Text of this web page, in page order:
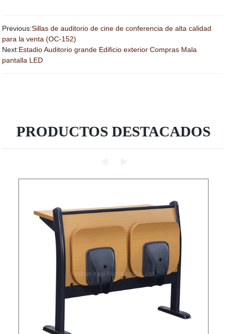
Previous:Sillas de auditorio de cine de conferencia de alta calidad
para la venta (OC-152)
Next:Estadio Auditorio grande Edificio exterior Compras Mala
pantalla LED
PRODUCTOS DESTACADOS